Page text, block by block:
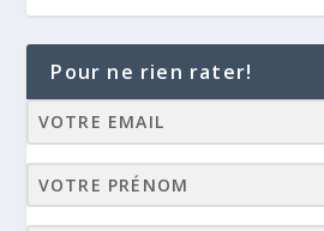
Pour ne rien rater!